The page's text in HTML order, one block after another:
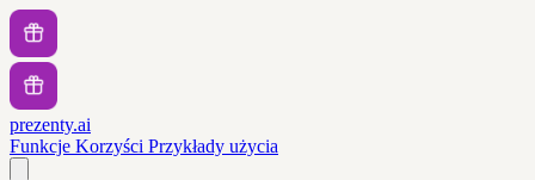
prezenty.ai
Funkcje Korzyści Przykłady użycia